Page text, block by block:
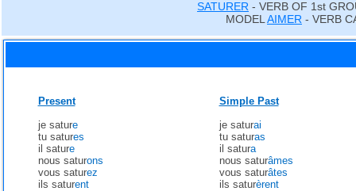
SATURER - VERB OF 1st
MODEL AIMER - VERB
Present
je sature
tu satures
il sature
nous saturons
vous saturez
ils saturent
Simple Past
je saturai
tu saturas
il satura
nous saturâmes
vous saturâtes
ils saturèrent